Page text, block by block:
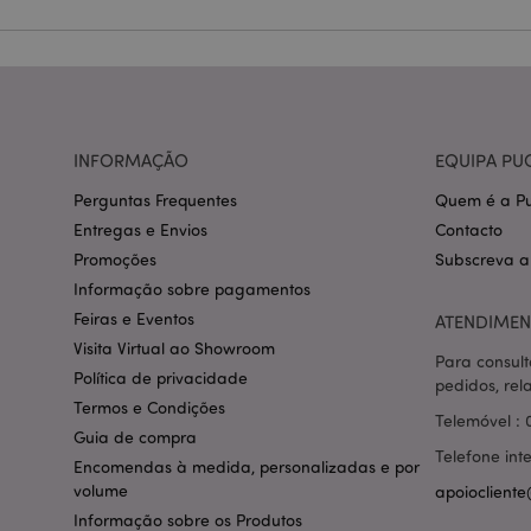
INFORMAÇÃO
Perguntas Frequentes
Entregas e Envios
Promoções
Informação sobre pagamentos
Feiras e Eventos
Visita Virtual ao Showroom
Política de privacidade
Termos e Condições
Guia de compra
Encomendas à medida, personalizadas e por
volume
Informação sobre os Produtos
EQUIPA
Quem é a
Contacto
Subscreva
Para
pedidos,
Telemóvel :
Telefone
invalidation
section_data_ids
mage-messages